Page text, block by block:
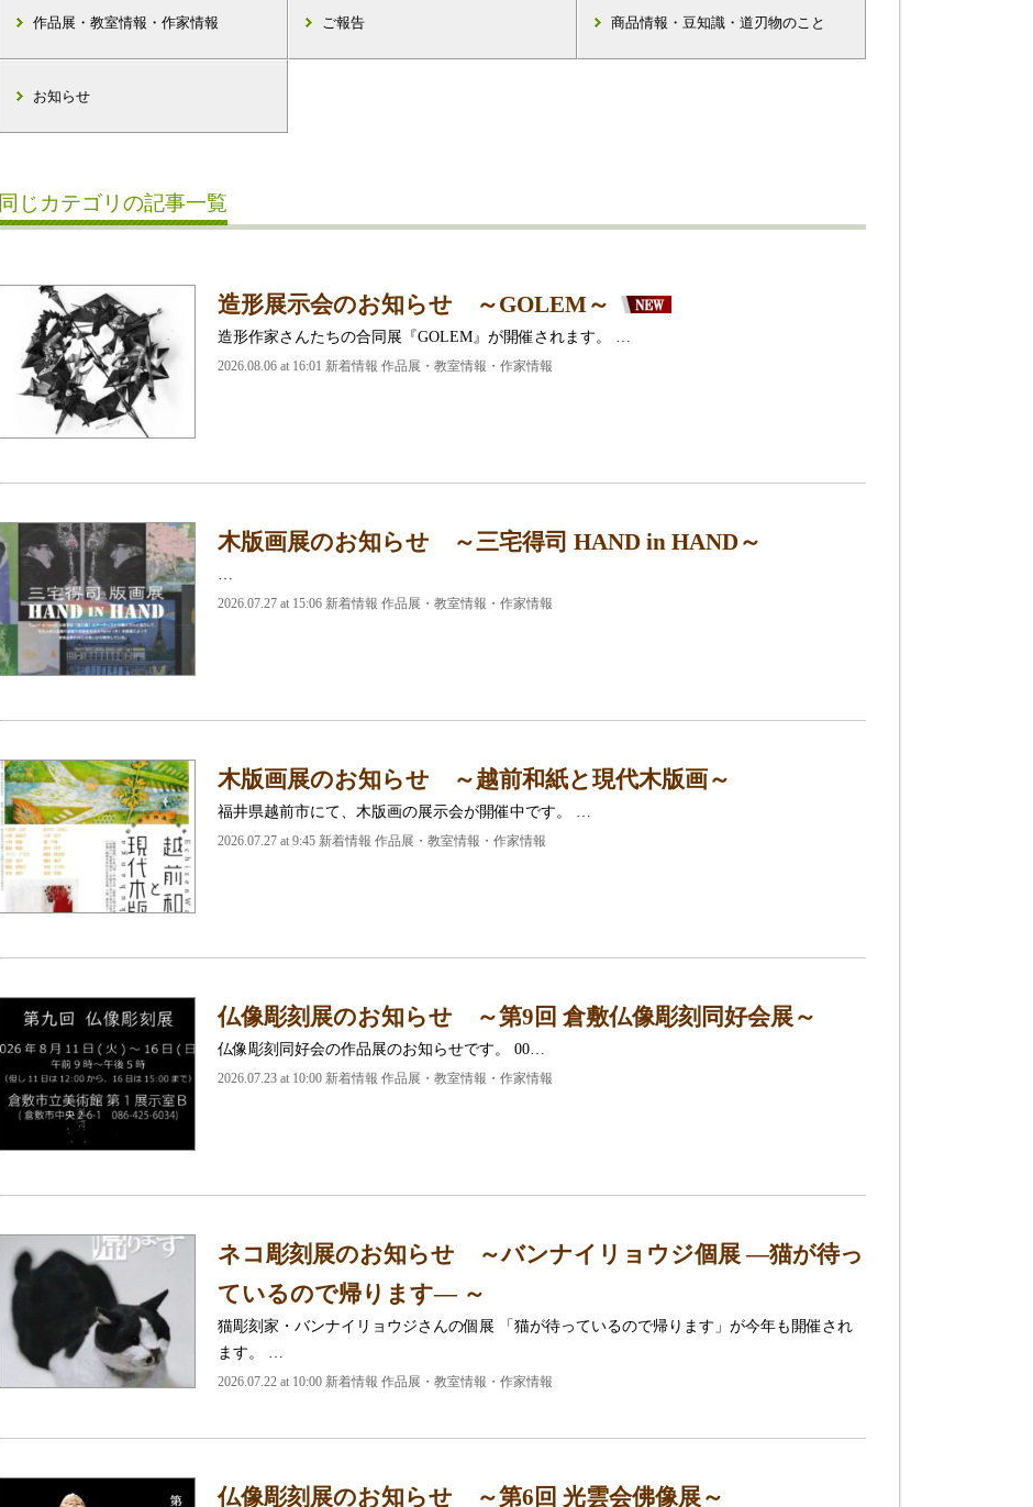
作品展・教室情報・作家情報 ご報告 商品情報・豆知識・道刃物のこと
お知らせ
同じカテゴリの記事一覧
造形展示会のお知らせ ～GOLEM～
造形作家さんたちの合同展『GOLEM』が開催されます。 …
2026.08.06 at 16:01 新着情報 作品展・教室情報・作家情報
木版画展のお知らせ ～三宅得司 HAND in HAND～
2026.07.27 at 15:06 新着情報 作品展・教室情報・作家情報
木版画展のお知らせ ～越前和紙と現代木版画～
福井県越前市にて、木版画の展示会が開催中です。 …
2026.07.27 at 9:45 新着情報 作品展・教室情報・作家情報
仏像彫刻展のお知らせ ～第9回 倉敷仏像彫刻同好会展～
仏像彫刻同好会の作品展のお知らせです。 00…
2026.07.23 at 10:00 新着情報 作品展・教室情報・作家情報
ネコ彫刻展のお知らせ ～バンナイリョウジ個展 ―猫が待っ
ているので帰ります― ～
猫彫刻家・バンナイリョウジさんの個展 「猫が待っているので帰ります」が今年も開催され
ます。 …
2026.07.22 at 10:00 新着情報 作品展・教室情報・作家情報
仏像彫刻展のお知らせ ～第6回 光雲会佛像展～